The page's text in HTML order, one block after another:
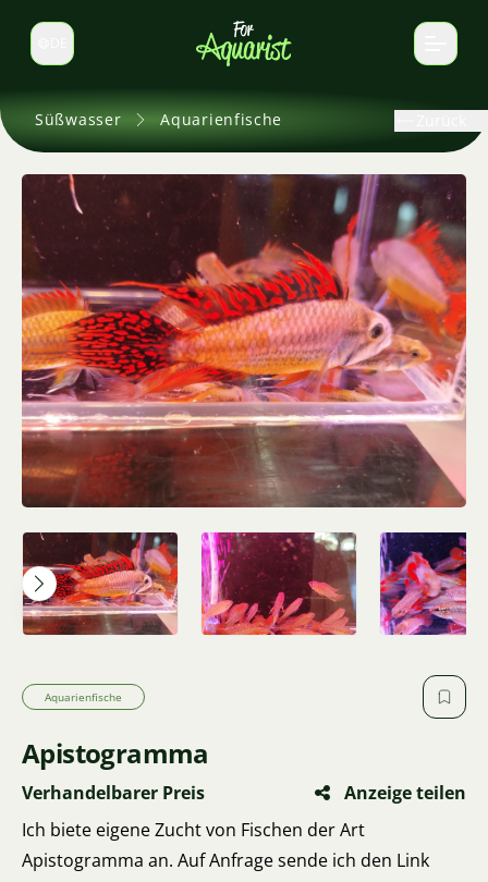
Sprache wechseln
Süßwasser Aquarienfische
Aquarienfische
Apistogramma
Verhandelbarer Preis
Anzeige teilen
Ich biete eigene Zucht von Fischen der Art
Apistogramma an. Auf Anfrage sende ich den Link